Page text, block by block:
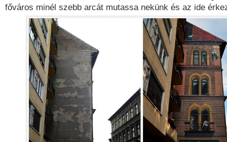
főváros minél szebb arcát mutassa nekünk és az ide